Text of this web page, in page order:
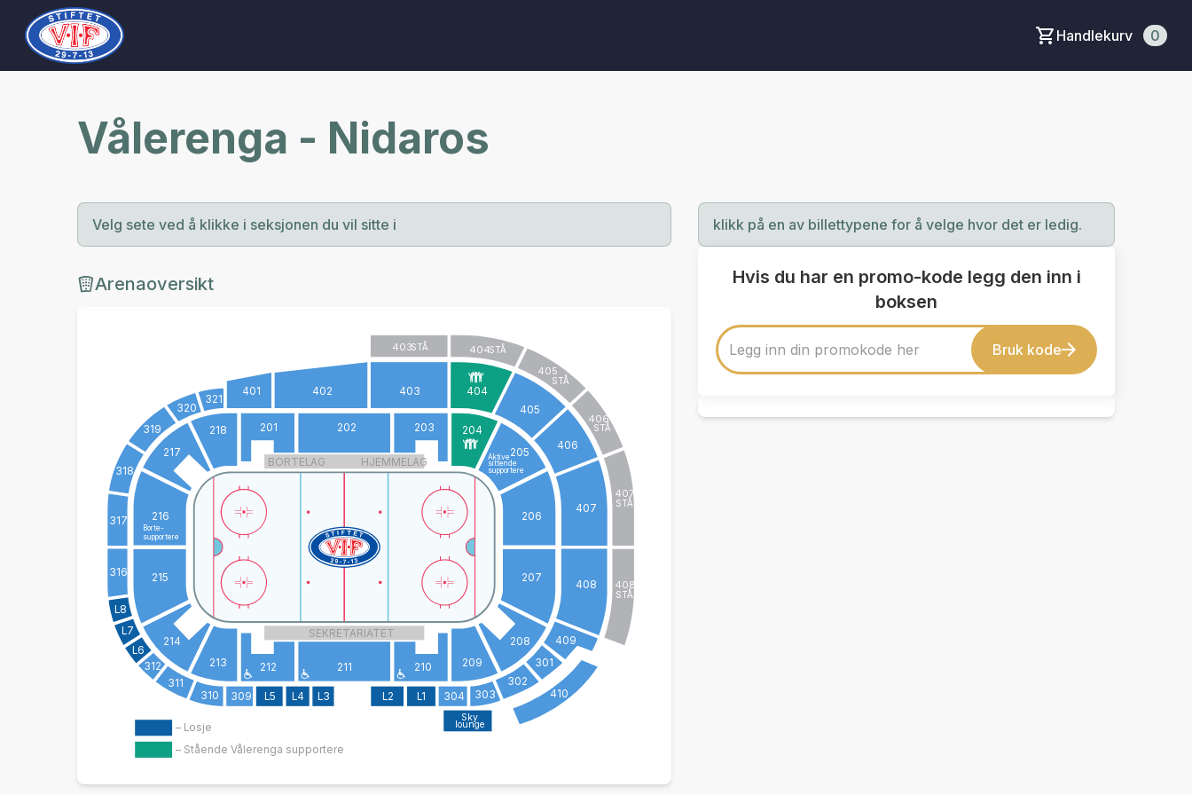
Handlekurv 0
Vålerenga - Nidaros
Velg sete ved å klikke i seksjonen du vil sitte i
Arenaoversikt
301
302
303
304
L1
L2
L3
L4
L5
309
310
311
312
L6
L7
L8
316
317
318
319
320
321
Sky
lounge
401 402 403 404
405
406
407
408
409
410
201 202 203 204
205
206
207
208
209
210
211
212
213
214
215
216
217
218
403STÅ 404STÅ
405
STÅ
406
STÅ
407
STÅ
408
STÅ
BORTELAG HJEMMELAG
SEKRETARIATET
– Losje
– Stående Vålerenga supportere
Aktive
sittende
supportere
Borte-
supportere
klikk på en av billettypene for å velge hvor det er ledig.
Hvis du har en promo-kode legg den inn i
boksen
Bruk kode